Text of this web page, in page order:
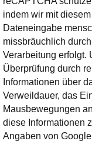
indem wir mit
Dateneingabe
missbräuchlich
Verarbeitung erfolgt.
Überprüfung durch
Informationen über
Verweildauer, das
Mausbewegungen
diese Informationen
Angaben von